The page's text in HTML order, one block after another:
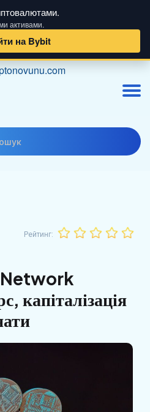
активами.
на Bybit
Рейтинг:
Network
капіталізація